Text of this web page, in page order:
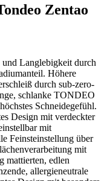
Zentao
und Langlebigkeit durch
Höhere
durch sub-zero-
schlanke TONDEO
Schneidegefühl.
Design mit verdeckter
mit
Feinsteinstellung über
mit
mattierten, edlen
allergieneutrale